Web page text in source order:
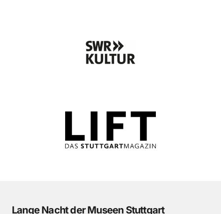
Lange Nacht der Museen Stuttgart